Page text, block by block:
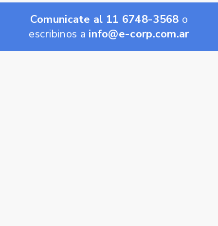
Comunicate al 11 6748-3568 o
escribinos a info@e-corp.com.ar